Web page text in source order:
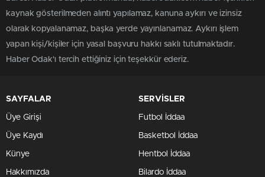
kaynak gösterilmeden alıntı yapılamaz, kanuna aykırı ve izinsiz
olarak kopyalanamaz, başka yerde yayınlanamaz. Aykırı işlem
yapan kişi/kişiler için yasal başvuru hakkı saklı tutulmaktadır.
Haber Odak'ı tercih ettiğiniz için teşekkür ederiz.
SAYFALAR
Üye Girişi
Üye Kaydı
Künye
Hakkımızda
SERVİSLER
Futbol İddaa
Basketbol İddaa
Hentbol İddaa
Bilardo İddaa